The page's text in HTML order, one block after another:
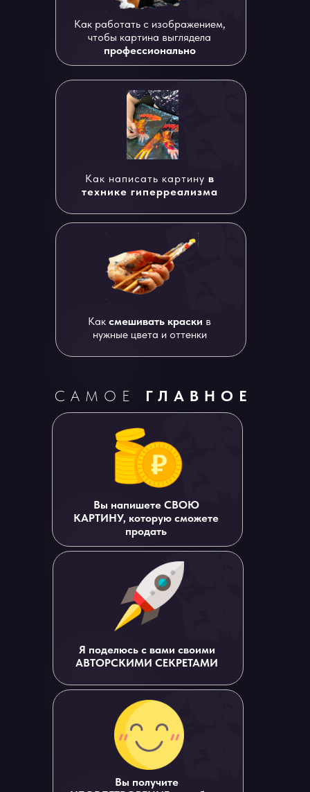
Вы напишете СВОЮ
КАРТИНУ, которую сможете
продать
Я поделюсь с вами своими
АВТОРСКИМИ СЕКРЕТАМИ
Вы получите
Как работать с изображением,
чтобы картина выглядела
профессионально
Как написать картину в
технике гиперреализма
Как смешивать краски в
нужные цвета и оттенки
САМОЕ ГЛАВНОЕ